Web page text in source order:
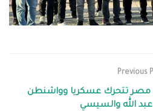
Previous
مصر تتحرك عسكريا وواشنطن
الله والسيسي